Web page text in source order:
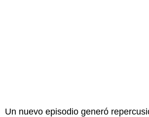
Un nuevo episodio generó